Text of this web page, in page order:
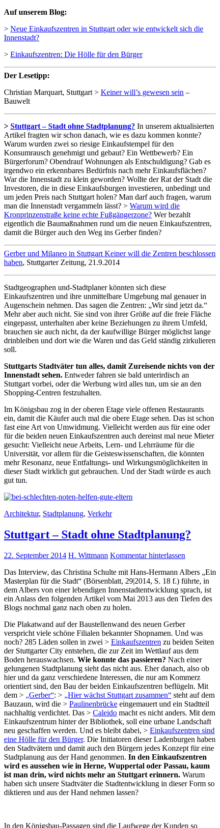
Auf unserem Blog:
> Neue Einkaufszentren in Stuttgart oder wie entwickelt sich die
Innenstadt?
> Einkaufszentren: Die Hölle für den Bürger
Der Lesetipp:
Christian Marquart, Stuttgart > Keiner will’s gewesen sein –
Bauwelt
> Stuttgart – Stadt ohne Stadtplanung? In unserem aktualisierten
Artikel fragten wir schon danach, wie es dazu kommen konnte?
Warum wurden zwei so riesige Einkaufstempel für den
Konsumrausch genehmigt und gebaut? Ein Wettbewerb? Ein
Bürgerforum? Obendrauf Wohnungen als Entschuldigung? Gab es
irgendwo ein erkennbares Bedürfnis nach mehr Einkaufsflächen?
War die Innenstadt zu klein geworden? Wollte der Rat der Stadt die
Investoren, die in diese Einkaufsburgen investieren, unbedingt und
um jeden Preis nach Stuttgart holen? Man darf auch fragen, warum
man die Innenstadt vergammeln lässt? > Warum wird die
Kronprinzenstraße keine echte Fußgängerzone? Wer bezahlt
eigentlich die Baumaßnahmen rund um die neuen Einkaufszentren,
damit die Bürger auch den Weg ins Gerber finden?
Gerber und Milaneo in Stuttgart Keiner will die Zentren beschlossen
haben, Stuttgarter Zeitung, 21.9.2014
Stadtgeographen und-Stadtplaner könnten sich diese
Einkaufszentren und ihre unmittelbare Umgebung mal genauer in
Augenschein nehmen. Das sagen die Zentren: „Wir sind jetzt da.“
Mehr aber auch nicht. Sie sind von ihrer Größe auf die freie Fläche
eingepasst, unterhalten aber keine Beziehungen zu ihrem Umfeld,
brauchen sie auch nicht, da der kaufwillige Bürger möglichst lange
drinbleiben und dort wie die Waren und das Geld ständig zirkulieren
soll.
Stuttgarts Stadtväter tun alles, damit Zureisende nichts von der
Innenstadt sehen. Entweder fahren sie bald unterirdisch an
Stuttgart vorbei, oder die Werbung wird alles tun, um sie an den
Shopping-Centren festzuhalten.
Im Königsbau zog in der oberen Etage viele offenen Restaurants
ein, damit die Käufer auch mal die obere Etage sehen. Das ist schon
fast eine Art von Umwidmung. Vielleicht werden aus für eine oder
für die beiden neuen Einkaufszentren auch dereinst mal neue Mieter
gesucht: Vielleicht neue Arbeits, Lern- und Lehrräume für die
Universität, vor allem für die Geisteswissenschaften, die könnten
mehr Resonanz, neue Entfaltungs- und Wirkungsmöglichkeiten in
dieser Stadt wirklich gut gebrauchen. Und der Stadt würde es auch
gut tun.
Architektur, Stadtplanung, Verkehr
Stuttgart – Stadt ohne Stadtplanung?
22. September 2014 H. Wittmann Kommentar hinterlassen
Das Interview, das Christina Schulte mit Hans-Hermann Albers „Ein
Masterplan für die Stadt“ (Börsenblatt, 29|2014, S. 18 f.) führte, in
dem Albers von einer lebendigen Innenstadtentwicklung sprach, ist
ein Anlass den folgenden Artikel vom Mai 2013 aus den Tiefen des
Blogs nochmal ganz nach oben zu holen.
Die Plakatwand auf der Baustellenwand des neuen Gerber
verspricht viele schöne Filialen bekannter Shopnamen. Und was
noch? 285 Läden sollen in zwei > Einkaufszentren zu beiden Seiten
der Stuttgarter City entstehen, die zur Zeit im Wettlauf aus dem
Boden herauswachsen. Wie konnte das passieren? Nach einer
gelungenen Stadtplanung sieht das nicht aus. Eher danach, also ob
hier und da ganz verschiedene Interessen, die nur am Kommerz
orientiert sind, den Bau der beiden Einkaufszentren beflügeln. Mit
dem > „Gerber“: > „Hier wächst Stuttgart zusammen“ steht auf dem
Bauzaun, wird die > Paulinenbrücke eingemauert und ein Stadtteil
nachhaltig verdichtet. Das > Caleido macht es nicht anders. Mit dem
Einkaufszentrum hinter der Bibliothek, soll eine urbane Landschaft
neu geschaffen werden. Und es bleibt dabei, > Einkaufszentren sind
eine Hölle für den Bürger. Die Initiatoren dieser Ladenburgen haben
den Stadtvätern und damit auch den Bürgern jedes Konzept für eine
Stadtplanung aus der Hand genommen. In den Einkaufszentren
wird es aussehen wie in Herne, Wuppertal oder Passau, kaum
ist man drin, wird nichts mehr an Stuttgart erinnern. Warum
haben sich unsere Stadtväter die Stadtentwicklung in dieser Form so
diktieren und aus der Hand nehmen lassen?
In den Königsbau-Passagen sind die Laufwege der Kunden so